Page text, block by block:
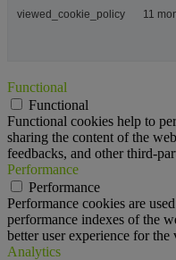
viewed_cookie_policy 11
Functional
Functional
Functional cookies help to
sharing the content of the
feedbacks, and other third-
Performance
Performance
Performance cookies are
performance indexes of the
better user experience for the
Analytics